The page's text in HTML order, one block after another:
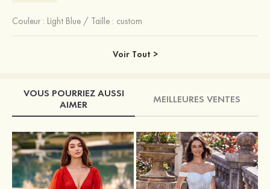
Couleur : Light Blue / Taille : custom
Voir Tout >
VOUS POURRIEZ AUSSI
AIMER
MEILLEURES VENTES